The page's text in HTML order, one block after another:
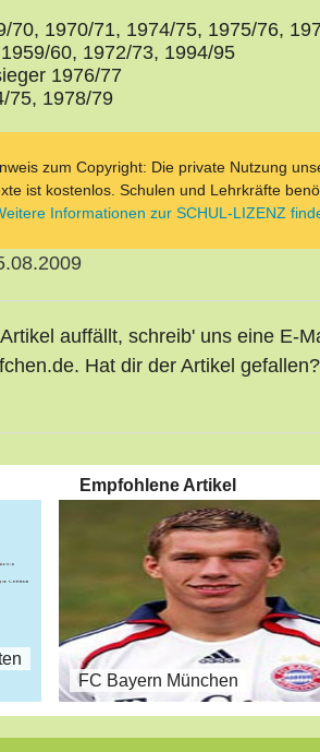
70, 1970/71, 1974/75, 1975/76,
60, 1972/73, 1994/95
1976/77
75, 1978/79
zum Copyright: Die private Nutzung
ist kostenlos. Schulen und Lehrkräfte
Informationen zur SCHUL-LIZENZ
auffällt, schreib' uns eine E-
Hat dir der Artikel
Empfohlene Artikel
FC Bayern München